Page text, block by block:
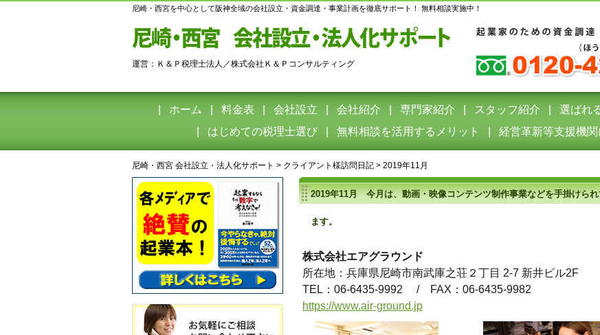
尼崎・西宮を中心として阪神全域の会社設立・資金調達・事業計画を徹底サポート！ 無料相談実施中！
運営：Ｋ＆Ｐ税理士法人／株式会社Ｋ＆Ｐコンサルティング
ホーム 料金表 会社設立 会社紹介 専門家紹介 スタッフ紹介 選ばれ
はじめての税理士選び
無料相談を活用するメリット 経営革新等支援機関
尼崎・西宮 会社設立・法人化サポート > クライアント様訪問日記 > 2019年11月
2019年11月 今月は、動画・映像コンテンツ制作事業などを手掛けら
ます。
株式会社エアグラウンド
所在地：兵庫県尼崎市南武庫之荘２丁目 2-7 新井ビル2F
TEL：06-6435-9992
/ FAX：06-6435-9982
https://www.air-ground.jp